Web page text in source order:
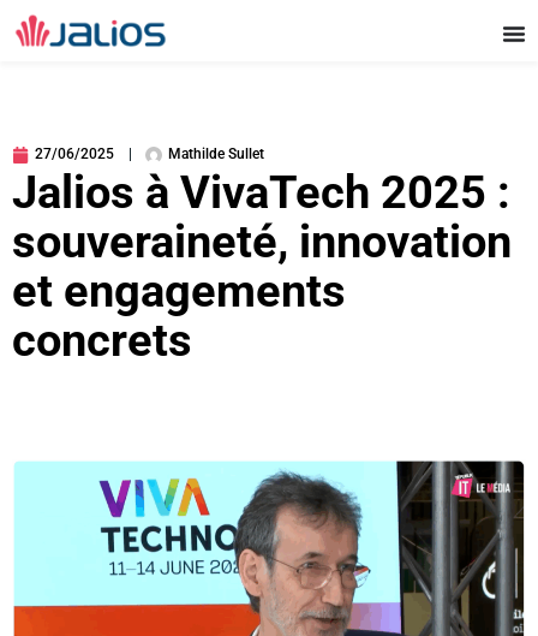
Aller
au
27/06/2025 Mathilde Sullet
Jalios à VivaTech 2025 :
souveraineté, innovation
et engagements
concrets